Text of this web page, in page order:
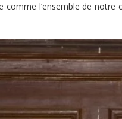
comme l’ensemble de notre